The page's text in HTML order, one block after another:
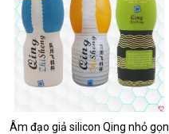
Âm đạo giả silicon Qing nhỏ gọn